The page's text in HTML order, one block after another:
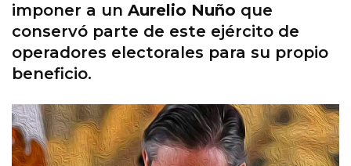
imponer a un Aurelio Nuño que
conservó parte de este ejército de
operadores electorales para su propio
beneficio.